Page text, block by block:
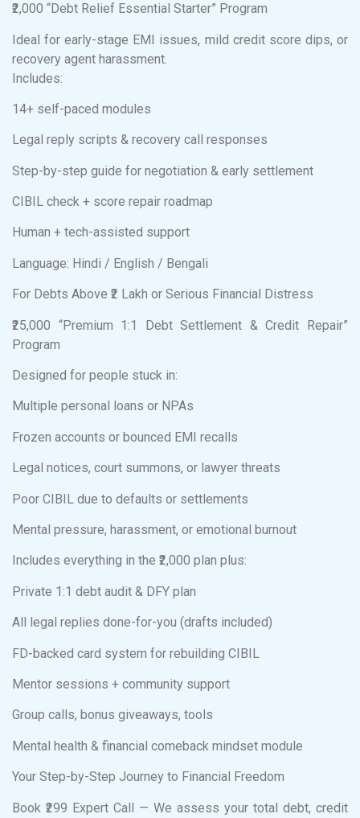
₹2,000 “Debt Relief Essential Starter” Program
Ideal for early-stage EMI issues, mild credit score dips, or
recovery agent harassment.
Includes:
14+ self-paced modules
Legal reply scripts & recovery call responses
Step-by-step guide for negotiation & early settlement
CIBIL check + score repair roadmap
Human + tech-assisted support
Language: Hindi / English / Bengali
For Debts Above ₹2 Lakh or Serious Financial Distress
₹25,000 “Premium 1:1 Debt Settlement & Credit Repair”
Program
Designed for people stuck in:
Multiple personal loans or NPAs
Frozen accounts or bounced EMI recalls
Legal notices, court summons, or lawyer threats
Poor CIBIL due to defaults or settlements
Mental pressure, harassment, or emotional burnout
Includes everything in the ₹2,000 plan plus:
Private 1:1 debt audit & DFY plan
All legal replies done-for-you (drafts included)
FD-backed card system for rebuilding CIBIL
Mentor sessions + community support
Group calls, bonus giveaways, tools
Mental health & financial comeback mindset module
Your Step-by-Step Journey to Financial Freedom
Book ₹299 Expert Call — We assess your total debt, credit